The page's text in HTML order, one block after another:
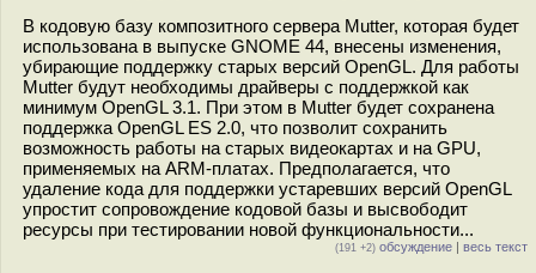
В кодовую базу композитного сервера Mutter, которая будет
использована в выпуске GNOME 44, внесены изменения,
убирающие поддержку старых версий OpenGL. Для работы
Mutter будут необходимы драйверы с поддержкой как
минимум OpenGL 3.1. При этом в Mutter будет сохранена
поддержка OpenGL ES 2.0, что позволит сохранить
возможность работы на старых видеокартах и на GPU,
применяемых на ARM-платах. Предполагается, что
удаление кода для поддержки устаревших версий OpenGL
упростит сопровождение кодовой базы и высвободит
ресурсы при тестировании новой функциональности...
(191 +2) обсуждение | весь текст